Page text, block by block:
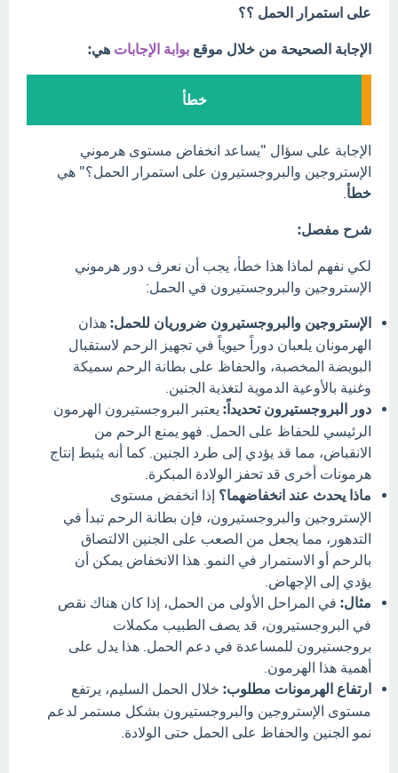
على استمرار الحمل ؟؟
الإجابة الصحيحة من خلال موقع بوابة الإجابات هي:
خطأ
الإجابة على سؤال "يساعد انخفاض مستوى هرموني
الإستروجين والبروجستيرون على استمرار الحمل؟" هي
خطأ
شرح مفصل:
لكي نفهم لماذا هذا خطأ، يجب أن نعرف دور هرموني
الإستروجين والبروجستيرون في الحمل:
الإستروجين والبروجستيرون ضروريان للحمل: هذان
الهرمونان يلعبان دوراً حيوياً في تجهيز الرحم لاستقبال
البويضة المخصبة، والحفاظ على بطانة الرحم سميكة
وغنية بالأوعية الدموية لتغذية الجنين.
دور البروجستيرون تحديداً: يعتبر البروجستيرون الهرمون
الرئيسي للحفاظ على الحمل. فهو يمنع الرحم من
الانقباض، مما قد يؤدي إلى طرد الجنين. كما أنه يثبط إنتاج
هرمونات أخرى قد تحفز الولادة المبكرة.
ماذا يحدث عند انخفاضهما؟ إذا انخفض مستوى
الإستروجين والبروجستيرون، فإن بطانة الرحم تبدأ في
التدهور، مما يجعل من الصعب على الجنين الالتصاق
بالرحم أو الاستمرار في النمو. هذا الانخفاض يمكن أن
يؤدي إلى الإجهاض.
مثال: في المراحل الأولى من الحمل، إذا كان هناك نقص
في البروجستيرون، قد يصف الطبيب مكملات
بروجستيرون للمساعدة في دعم الحمل. هذا يدل على
أهمية هذا الهرمون.
ارتفاع الهرمونات مطلوب: خلال الحمل السليم، يرتفع
مستوى الإستروجين والبروجستيرون بشكل مستمر لدعم
نمو الجنين والحفاظ على الحمل حتى الولادة.